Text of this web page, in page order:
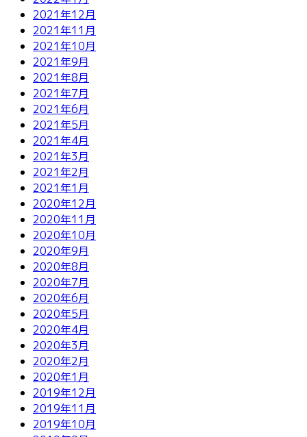
2021年12月
2021年11月
2021年10月
2021年9月
2021年8月
2021年7月
2021年6月
2021年5月
2021年4月
2021年3月
2021年2月
2021年1月
2020年12月
2020年11月
2020年10月
2020年9月
2020年8月
2020年7月
2020年6月
2020年5月
2020年4月
2020年3月
2020年2月
2020年1月
2019年12月
2019年11月
2019年10月